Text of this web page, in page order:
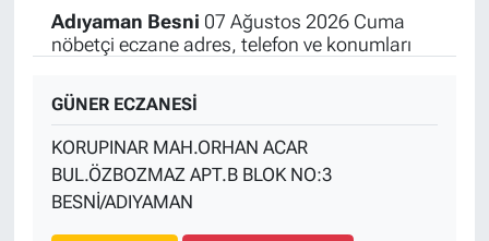
Adıyaman Besni 07 Ağustos 2026 Cuma
nöbetçi eczane adres, telefon ve konumları
GÜNER ECZANESİ
KORUPINAR MAH.ORHAN ACAR
BUL.ÖZBOZMAZ APT.B BLOK NO:3
BESNİ/ADIYAMAN